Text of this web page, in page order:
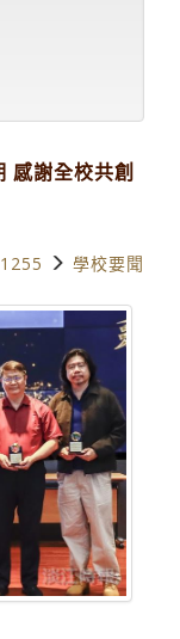
感謝全校共創
學校要聞